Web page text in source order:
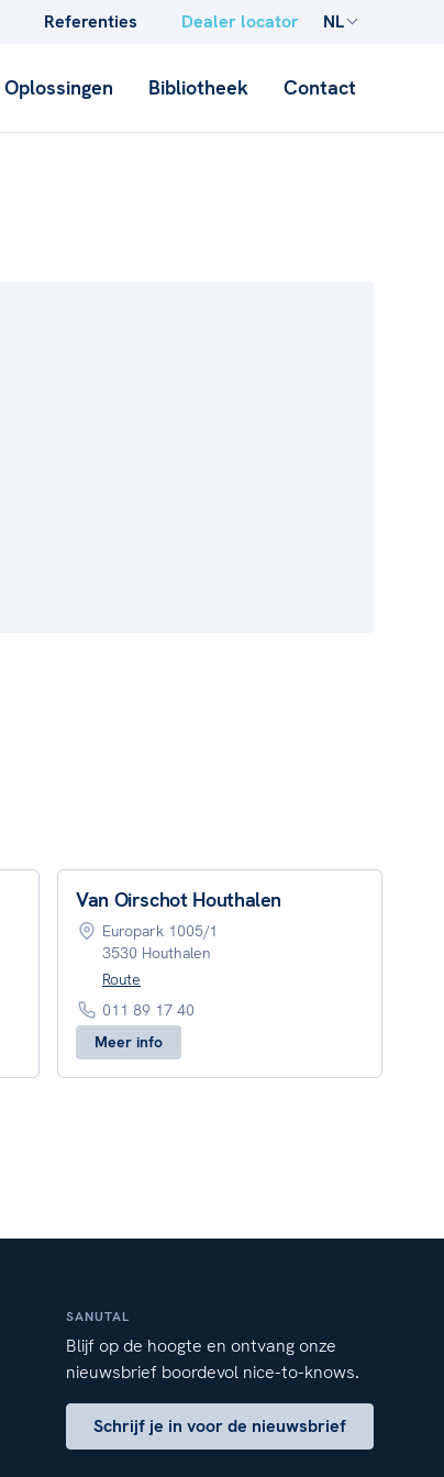
Oplossingen Bibliotheek Contact
Referenties Dealer locator NL
Van Oirschot Houthalen
Europark 1005/1
3530 Houthalen
Route
011 89 17 40
Meer info
SANUTAL
Blijf op de hoogte en ontvang onze
nieuwsbrief boordevol nice-to-knows.
Schrijf je in voor de nieuwsbrief